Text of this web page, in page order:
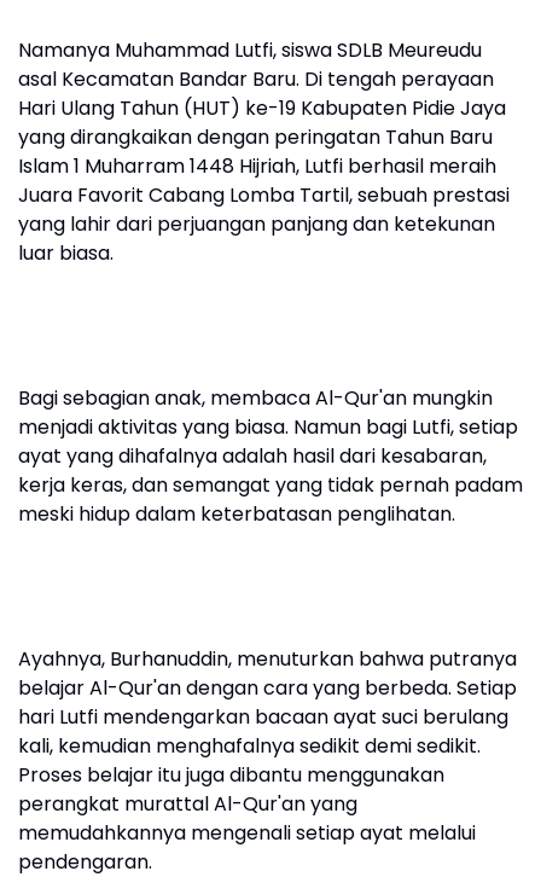
Namanya Muhammad Lutfi, siswa SDLB Meureudu
asal Kecamatan Bandar Baru. Di tengah perayaan
Hari Ulang Tahun (HUT) ke-19 Kabupaten Pidie Jaya
yang dirangkaikan dengan peringatan Tahun Baru
Islam 1 Muharram 1448 Hijriah, Lutfi berhasil meraih
Juara Favorit Cabang Lomba Tartil, sebuah prestasi
yang lahir dari perjuangan panjang dan ketekunan
luar biasa.
Bagi sebagian anak, membaca Al-Qur'an mungkin
menjadi aktivitas yang biasa. Namun bagi Lutfi, setiap
ayat yang dihafalnya adalah hasil dari kesabaran,
kerja keras, dan semangat yang tidak pernah padam
meski hidup dalam keterbatasan penglihatan.
Ayahnya, Burhanuddin, menuturkan bahwa putranya
belajar Al-Qur'an dengan cara yang berbeda. Setiap
hari Lutfi mendengarkan bacaan ayat suci berulang
kali, kemudian menghafalnya sedikit demi sedikit.
Proses belajar itu juga dibantu menggunakan
perangkat murattal Al-Qur'an yang
memudahkannya mengenali setiap ayat melalui
pendengaran.